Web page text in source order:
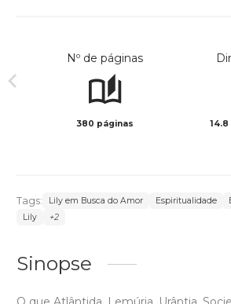
Nº de páginas
380 páginas 14.8
Tags: Lily em Busca do Amor Espiritualidade
Lily
+2
Sinopse